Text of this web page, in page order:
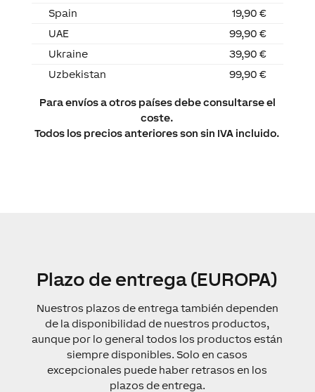
Spain
19,90 €
UAE
99,90 €
Ukraine
39,90 €
Uzbekistan
99,90 €
Para envíos a otros países debe consultarse el
coste.
Todos los precios anteriores son sin IVA incluido.
Plazo de entrega (EUROPA)
Nuestros plazos de entrega también dependen
de la disponibilidad de nuestros productos,
aunque por lo general todos los productos están
siempre disponibles. Solo en casos
excepcionales puede haber retrasos en los
plazos de entrega.